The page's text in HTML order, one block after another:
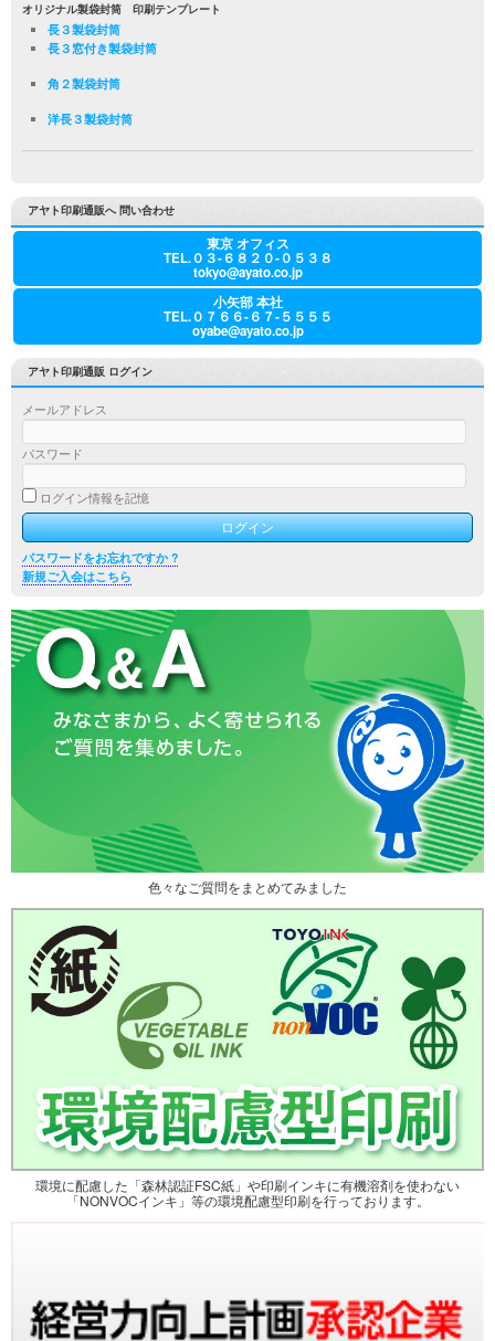
オリジナル製袋封筒 印刷テンプレート
長３製袋封筒
長３窓付き製袋封筒
角２製袋封筒
洋長３製袋封筒
アヤト印刷通販へ 問い合わせ
東京 オフィス
TEL.０３-６８２０-０５３８
tokyo@ayato.co.jp
小矢部 本社
TEL.０７６６-６７-５５５５
oyabe@ayato.co.jp
アヤト印刷通販 ログイン
メールアドレス
パスワード
ログイン情報を記憶
パスワードをお忘れですか ?
新規ご入会はこちら
色々なご質問をまとめてみました
環境に配慮した「森林認証FSC紙」や印刷インキに有機溶剤を使わない
「NONVOCインキ」等の環境配慮型印刷を行っております。